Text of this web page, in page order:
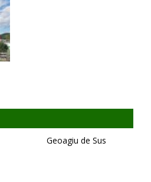
Geoagiu de Sus